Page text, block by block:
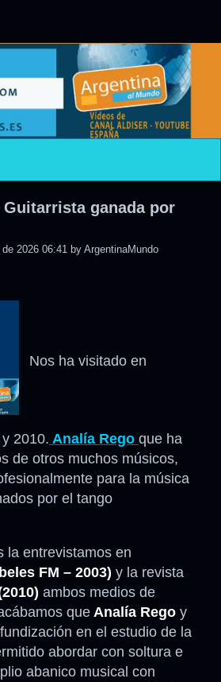
content
Guitarrista ganada por
2026 06:41 by ArgentinaMundo
Nos ha visitado en
2010. Analía Rego que ha
de otros muchos músicos,
para la música
por el tango
la entrevistamos en
FM – 2003) y la revista
ambos medios de
que Analía Rego y
en el estudio de la
abordar con soltura e
abanico musical con